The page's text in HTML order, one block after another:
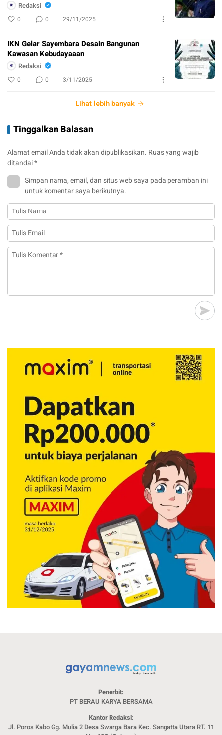
Redaksi
0 0 29/11/2025
IKN Gelar Sayembara Desain Bangunan
Kawasan Kebudayaaan
Redaksi
0 0 3/11/2025
Lihat lebih banyak
Tinggalkan Balasan
Alamat email Anda tidak akan dipublikasikan. Ruas yang wajib
ditandai*
Simpan nama, email, dan situs web saya pada peramban ini
untuk komentar saya berikutnya.
Penerbit:
PT BERAU KARYA BERSAMA
Kantor Redaksi:
Jl. Poros Kabo Gg. Mulia 2 Desa Swarga Bara Kec. Sangatta Utara RT. 11